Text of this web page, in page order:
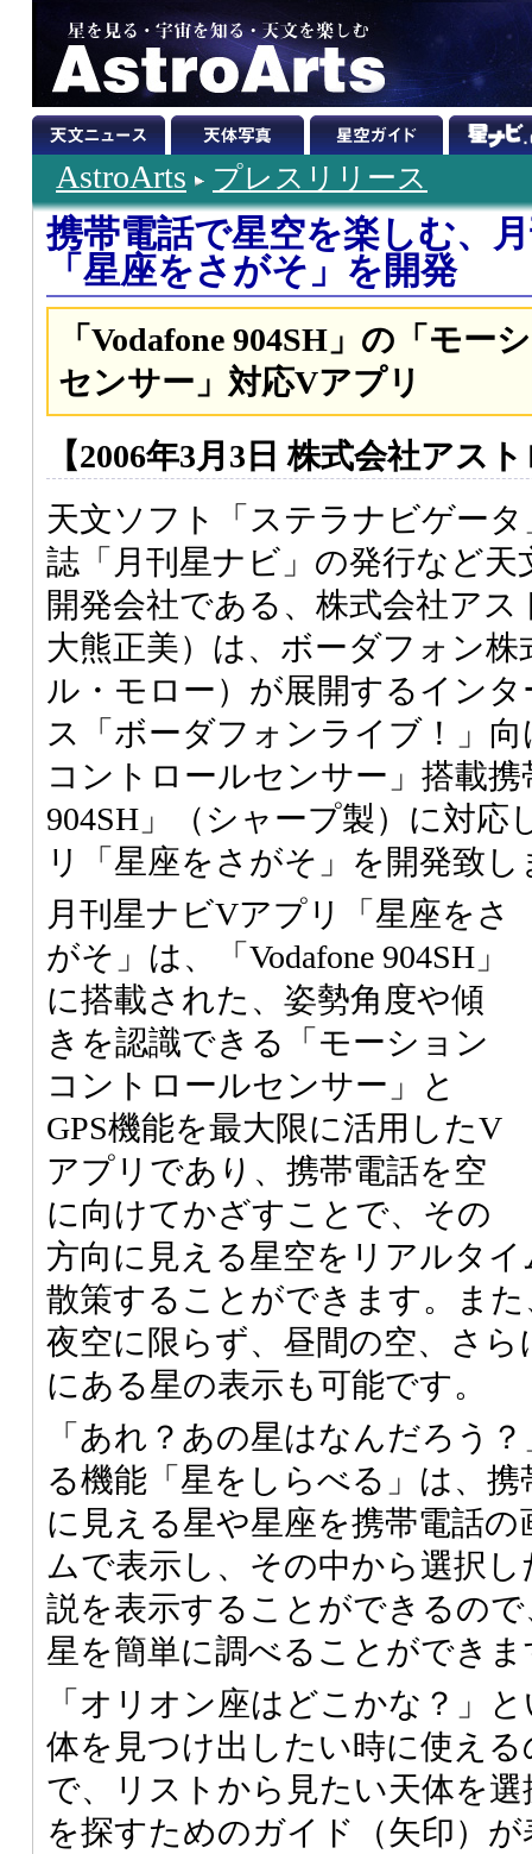
AstroArts プレスリリース
携帯電話で星空を楽しむ、
「星座をさがそ」を開発
「Vodafone 904SH」の「モー
センサー」対応Vアプリ
【2006年3月3日 株式会社アス
天文ソフト「ステラナビゲー
誌「月刊星ナビ」の発行など
開発会社である、株式会社ア
大熊正美）は、ボーダフォン株
ル・モロー）が展開するイン
ス「ボーダフォンライブ！」
コントロールセンサー」搭載携
904SH」（シャープ製）に対応
リ「星座をさがそ」を開発致
月刊星ナビVアプリ「星座をさ
がそ」は、「Vodafone 904SH」
に搭載された、姿勢角度や傾
きを認識できる「モーション
コントロールセンサー」と
GPS機能を最大限に活用したV
アプリであり、携帯電話を空
に向けてかざすことで、その
方向に見える星空をリアルタ
散策することができます。ま
夜空に限らず、昼間の空、さ
にある星の表示も可能です。
「あれ？あの星はなんだろう
る機能「星をしらべる」は、
に見える星や星座を携帯電話
ムで表示し、その中から選択
説を表示することができるの
星を簡単に調べることができま
「オリオン座はどこかな？」
体を見つけ出したい時に使え
で、リストから見たい天体を
を探すためのガイド（矢印）